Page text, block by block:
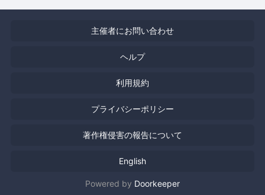
主催者にお問い合わせ
ヘルプ
利用規約
プライバシーポリシー
著作権侵害の報告について
English
Powered by Doorkeeper